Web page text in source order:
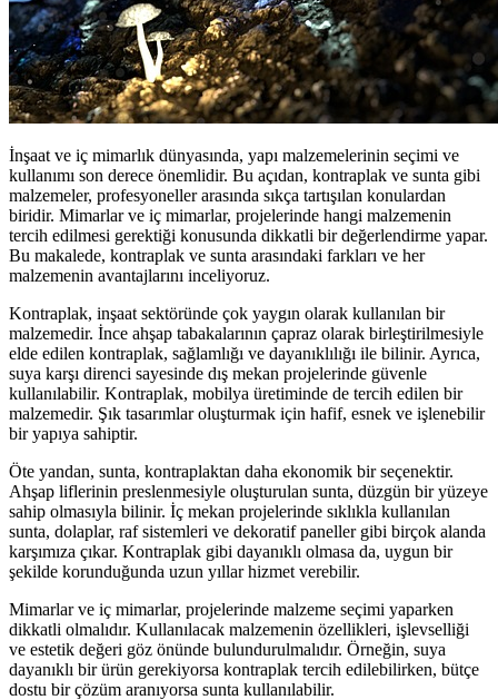
İnşaat ve iç mimarlık dünyasında, yapı malzemelerinin seçimi ve
kullanımı son derece önemlidir. Bu açıdan, kontraplak ve sunta gibi
malzemeler, profesyoneller arasında sıkça tartışılan konulardan
biridir. Mimarlar ve iç mimarlar, projelerinde hangi malzemenin
tercih edilmesi gerektiği konusunda dikkatli bir değerlendirme yapar.
Bu makalede, kontraplak ve sunta arasındaki farkları ve her
malzemenin avantajlarını inceliyoruz.
Kontraplak, inşaat sektöründe çok yaygın olarak kullanılan bir
malzemedir. İnce ahşap tabakalarının çapraz olarak birleştirilmesiyle
elde edilen kontraplak, sağlamlığı ve dayanıklılığı ile bilinir. Ayrıca,
suya karşı direnci sayesinde dış mekan projelerinde güvenle
kullanılabilir. Kontraplak, mobilya üretiminde de tercih edilen bir
malzemedir. Şık tasarımlar oluşturmak için hafif, esnek ve işlenebilir
bir yapıya sahiptir.
Öte yandan, sunta, kontraplaktan daha ekonomik bir seçenektir.
Ahşap liflerinin preslenmesiyle oluşturulan sunta, düzgün bir yüzeye
sahip olmasıyla bilinir. İç mekan projelerinde sıklıkla kullanılan
sunta, dolaplar, raf sistemleri ve dekoratif paneller gibi birçok alanda
karşımıza çıkar. Kontraplak gibi dayanıklı olmasa da, uygun bir
şekilde korunduğunda uzun yıllar hizmet verebilir.
Mimarlar ve iç mimarlar, projelerinde malzeme seçimi yaparken
dikkatli olmalıdır. Kullanılacak malzemenin özellikleri, işlevselliği
ve estetik değeri göz önünde bulundurulmalıdır. Örneğin, suya
dayanıklı bir ürün gerekiyorsa kontraplak tercih edilebilirken, bütçe
dostu bir çözüm aranıyorsa sunta kullanılabilir.